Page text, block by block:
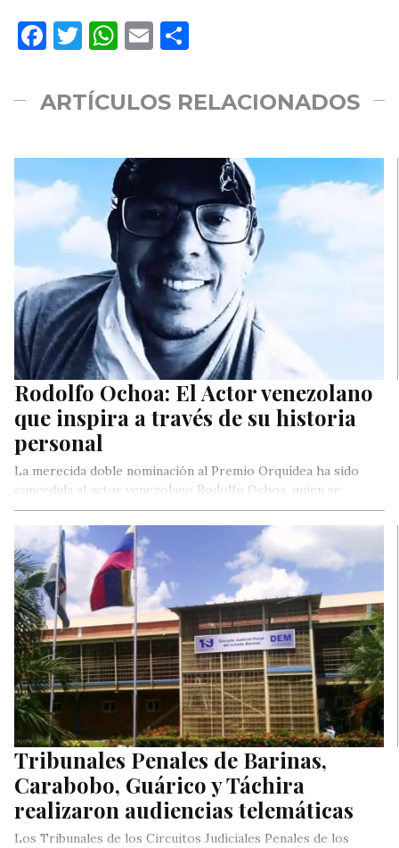
Facebook
Twitter
WhatsApp
Email
ARTÍCULOS RELACIONADOS
Rodolfo Ochoa: El Actor venezolano
que inspira a través de su historia
personal
La merecida doble nominación al Premio Orquídea ha sido
concedida al actor venezolano Rodolfo Ochoa, quien se
mantiene en contacto…
Tribunales Penales de Barinas,
Carabobo, Guárico y Táchira
realizaron audiencias telemáticas
Los Tribunales de los Circuitos Judiciales Penales de los